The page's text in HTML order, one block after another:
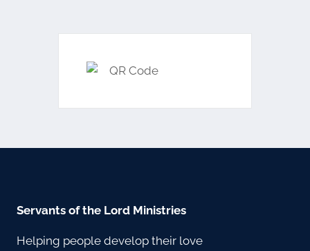
Servants of the Lord Ministries
Helping people develop their love